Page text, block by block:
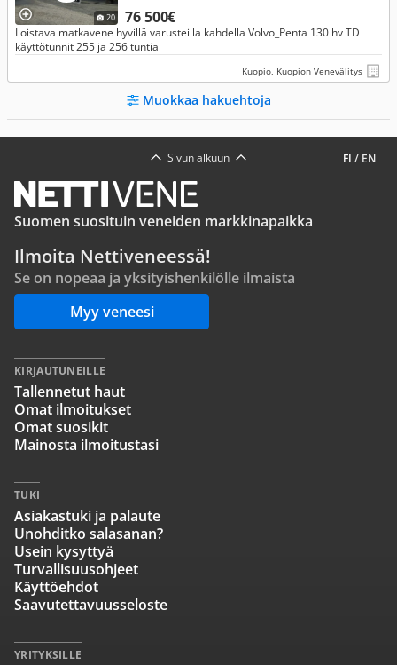
20 76 500€
Loistava matkavene hyvillä varusteilla kahdella Volvo_Penta 130 hv TD
käyttötunnit 255 ja 256 tuntia
Kuopio, Kuopion Venevälitys
Muokkaa hakuehtoja
FI / EN
Sivun alkuun
Suomen suosituin veneiden markkinapaikka
Ilmoita Nettiveneessä!
Se on nopeaa ja yksityishenkilölle ilmaista
Myy veneesi
KIRJAUTUNEILLE
Tallennetut haut
Omat ilmoitukset
Omat suosikit
Mainosta ilmoitustasi
TUKI
Asiakastuki ja palaute
Unohditko salasanan?
Usein kysyttyä
Turvallisuusohjeet
Käyttöehdot
Saavutettavuusseloste
YRITYKSILLE